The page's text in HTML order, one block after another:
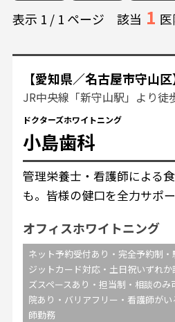
表示 1 / 1 ページ 該当 1
【愛知県／名古屋市守山区
JR中央線「新守山駅」より徒
ドクターズホワイトニング
小島歯科
管理栄養士・看護師による
も。皆様の健口を全力サポ
オフィスホワイトニング
ネット予約受付あり・完全予約制
ジットカード対応・土日祝いずれ
ズスペースあり・担当制・相談の
院あり・バリアフリー・看護師が
師勤務